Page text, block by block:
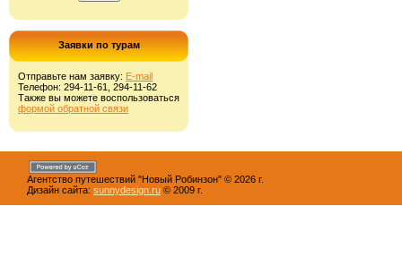
Заявки по турам
Отправьте нам заявку: E-mail
Телефон: 294-11-61, 294-11-62
Также вы можете воспользоваться
формой обратной связи
Агентство путешествий "Новый Робинзон" © 2026 г.
Дизайн сайта: sunnydesign.ru © 2009 г.